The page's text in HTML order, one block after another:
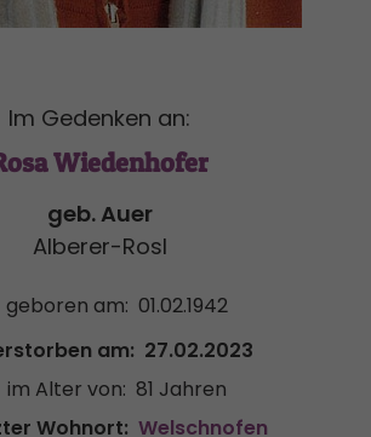
Im Gedenken an:
Wiedenhofer
geb. Auer
Alberer-Rosl
geboren am: 01.02.1942
am: 27.02.2023
im Alter von: 81 Jahren
Wohnort: Welschnofen